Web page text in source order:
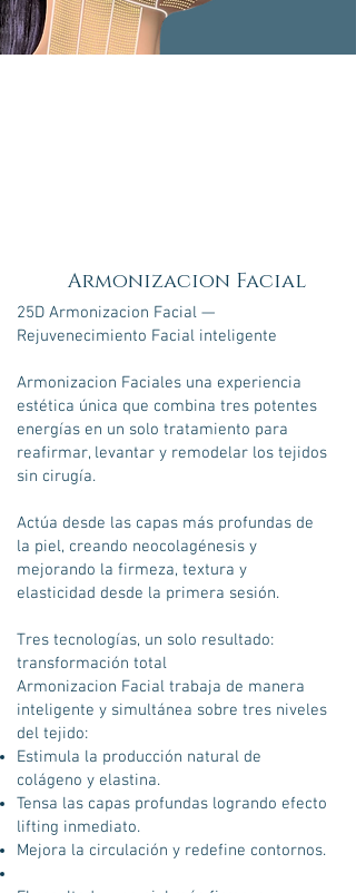
Armonizacion Facial
25D Armonizacion Facial —
Rejuvenecimiento Facial inteligente
Armonizacion Faciales una experiencia
estética única que combina tres potentes
energías en un solo tratamiento para
reafirmar, levantar y remodelar los tejidos
sin cirugía.
Actúa desde las capas más profundas de
la piel, creando neocolagénesis y
mejorando la firmeza, textura y
elasticidad desde la primera sesión.
Tres tecnologías, un solo resultado:
transformación total
Armonizacion Facial trabaja de manera
inteligente y simultánea sobre tres niveles
del tejido:
Estimula la producción natural de
colágeno y elastina.
Tensa las capas profundas logrando efecto
lifting inmediato.
Mejora la circulación y redefine contornos.